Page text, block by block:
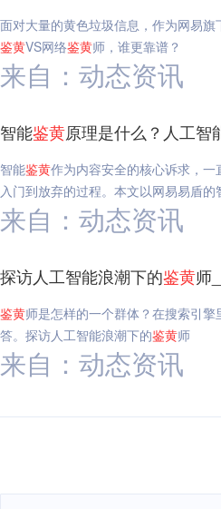
面对大量的黄色垃圾信息，作为网易
鉴黄VS网络鉴黄师，谁更靠谱？
来自：动态资讯
智能鉴黄原理是什么？人工智
智能鉴黄作为内容安全的核心诉求，
入门到放弃的过程。本文以网易易盾的
来自：动态资讯
探访人工智能浪潮下的鉴黄师
鉴黄师是怎样的一个群体？在搜索引擎
答。探访人工智能浪潮下的鉴黄师
来自：动态资讯